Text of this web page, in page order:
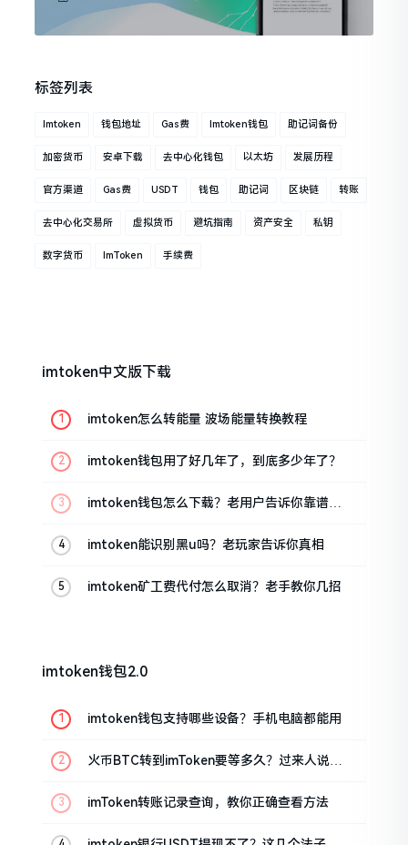
标签列表
Imtoken 钱包地址 Gas费 Imtoken钱包 助记词备份
加密货币 安卓下载 去中心化钱包 以太坊 发展历程
官方渠道 Gas费 USDT 钱包 助记词 区块链 转账
去中心化交易所 虚拟货币 避坑指南 资产安全 私钥
数字货币 ImToken 手续费
imtoken中文版下载
imtoken怎么转能量 波场能量转换教程
imtoken钱包用了好几年了，到底多少年了？
imtoken钱包怎么下载？老用户告诉你靠谱渠
imtoken能识别黑u吗？老玩家告诉你真相
imtoken矿工费代付怎么取消？老手教你几招
imtoken钱包2.0
imtoken钱包支持哪些设备？手机电脑都能用
火币BTC转到imToken要等多久？过来人说说
imToken转账记录查询，教你正确查看方法